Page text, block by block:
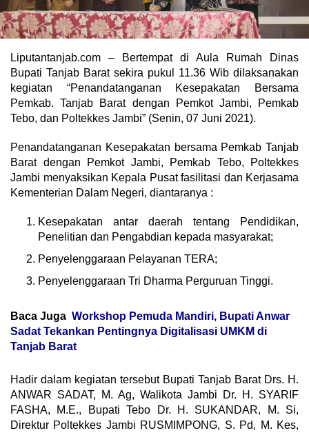
Liputantanjab.com – Bertempat di Aula Rumah Dinas
Bupati Tanjab Barat sekira pukul 11.36 Wib dilaksanakan
kegiatan “Penandatanganan Kesepakatan Bersama
Pemkab. Tanjab Barat dengan Pemkot Jambi, Pemkab
Tebo, dan Poltekkes Jambi” (Senin, 07 Juni 2021).
Penandatanganan Kesepakatan bersama Pemkab Tanjab
Barat dengan Pemkot Jambi, Pemkab Tebo, Poltekkes
Jambi menyaksikan Kepala Pusat fasilitasi dan Kerjasama
Kementerian Dalam Negeri, diantaranya :
Kesepakatan antar daerah tentang Pendidikan,
Penelitian dan Pengabdian kepada masyarakat;
Penyelenggaraan Pelayanan TERA;
Penyelenggaraan Tri Dharma Perguruan Tinggi.
Baca Juga Workshop Pemuda Mandiri, Bupati Anwar
Sadat Tekankan Pentingnya Digitalisasi UMKM di
Tanjab Barat
Hadir dalam kegiatan tersebut Bupati Tanjab Barat Drs. H.
ANWAR SADAT, M. Ag, Walikota Jambi Dr. H. SYARIF
FASHA, M.E., Bupati Tebo Dr. H. SUKANDAR, M. Si,
Direktur Poltekkes Jambi RUSMIMPONG, S. Pd, M. Kes,